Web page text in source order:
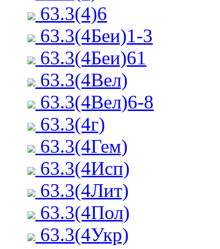
63.3(4)6
63.3(4Беи)1-3
63.3(4Беи)61
63.3(4Вел)
63.3(4Вел)6-8
63.3(4г)
63.3(4Гем)
63.3(4Исп)
63.3(4Лит)
63.3(4Пол)
63.3(4Укр)